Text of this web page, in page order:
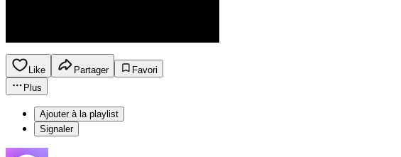
Like Partager
Favori
Plus
Ajouter à la playlist
Signaler